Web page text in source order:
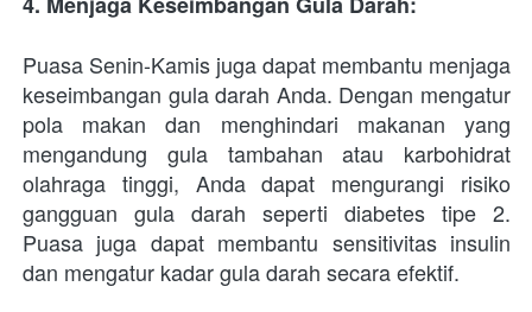
Puasa Senin-Kamis juga dapat membantu menjaga
keseimbangan gula darah Anda. Dengan mengatur
pola makan dan menghindari makanan yang
mengandung gula tambahan atau karbohidrat
olahraga tinggi, Anda dapat mengurangi risiko
gangguan gula darah seperti diabetes tipe 2.
Puasa juga dapat membantu sensitivitas insulin
dan mengatur kadar gula darah secara efektif.